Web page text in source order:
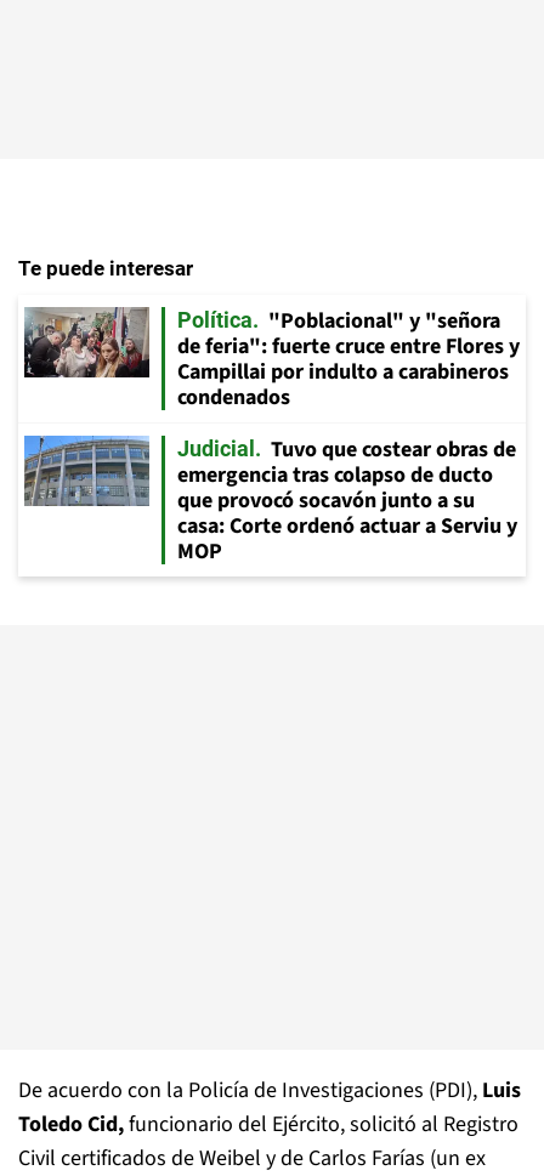
Te puede interesar
Política
"Poblacional" y "señora
de feria": fuerte cruce entre Flores y
Campillai por indulto a carabineros
condenados
Judicial
Tuvo que costear obras de
emergencia tras colapso de ducto
que provocó socavón junto a su
casa: Corte ordenó actuar a Serviu y
MOP
De acuerdo con la Policía de Investigaciones (PDI), Luis
Toledo Cid,funcionario del Ejército, solicitó al Registro
Civil certificados de Weibel y de Carlos Farías (un ex